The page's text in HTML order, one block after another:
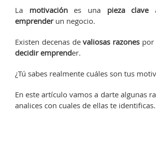
La motivaciónes una pieza clave
emprenderun negocio.
Existen decenas devaliosas razones por
decidir emprender.
¿Tú sabes realmente cuáles son tus
En este artículo vamos a darte algunas
analices con cuales de ellas te identificas.